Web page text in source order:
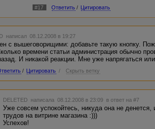
#17 Ответить / Цитировать
написал 08.12.2008 в 19:27
с вышеговорищими: добавьте такую кнопку.
времени статьи администрация обычно
И никакой реакции. Мне уже напрягаться
/ Цитировать / Скрыть ветку
DELETED написала 08.12.2008 в 23:09 в ответ на #7
Уже совсем успокойтесь, никуда она не
трудов на витрине магазина :)))
Успехов!